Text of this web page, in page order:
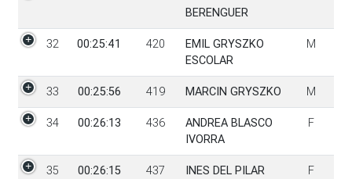
BERENGUER
32 00:25:41 420
EMIL GRYSZKO
ESCOLAR
M
33 00:25:56 419 MARCIN GRYSZKO M
34 00:26:13 436
ANDREA BLASCO
IVORRA
F
35 00:26:15 437
INES DEL PILAR
F